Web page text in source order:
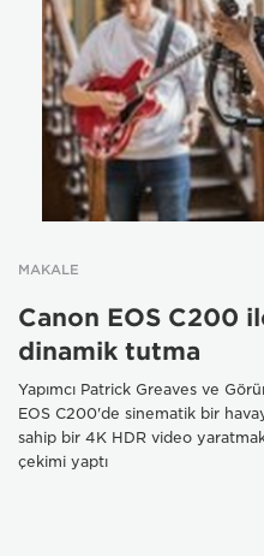
MAKALE
Canon EOS C200
dinamik tutma
Yapımcı Patrick Greaves ve
EOS C200'de sinematik bir
sahip bir 4K HDR video
çekimi yaptı